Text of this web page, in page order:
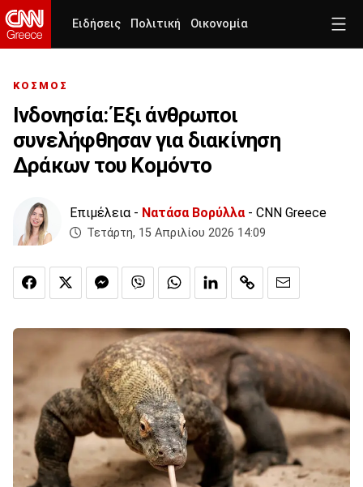
Ειδήσεις Πολιτική Οικονομία
ΚΟΣΜΟΣ
Ινδονησία: Έξι άνθρωποι
συνελήφθησαν για διακίνηση
Δράκων του Κομόντο
Επιμέλεια - Νατάσα Βορύλλα- CNN Greece
Τετάρτη, 15 Απριλίου 2026 14:09